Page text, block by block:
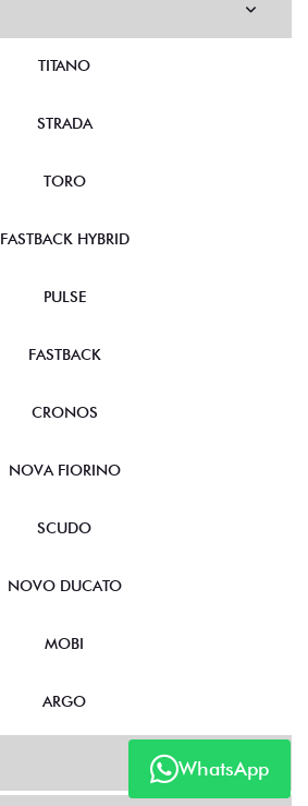
WhatsApp
TITANO
STRADA
TORO
FASTBACK HYBRID
PULSE
FASTBACK
CRONOS
NOVA FIORINO
SCUDO
NOVO DUCATO
MOBI
ARGO